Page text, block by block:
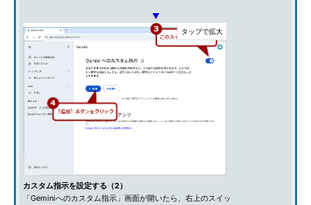
▼
カスタム指示を設定する（2）
「Geminiへのカスタム指示」画面が開いたら、右上のスイッ